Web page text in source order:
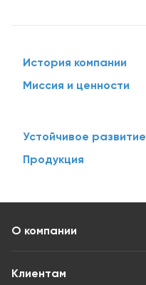
История компании
Миссия и ценности
Устойчивое развитие
Продукция
О компании
Клиентам